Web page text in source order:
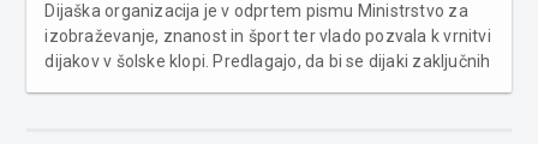
Dijaška organizacija je v odprtem pismu Ministrstvo za
izobraževanje, znanost in šport ter vlado pozvala k vrnitvi
dijakov v šolske klopi. Predlagajo, da bi se dijaki zaključnih